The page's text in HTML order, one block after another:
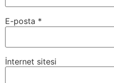
E-posta *
İnternet sitesi